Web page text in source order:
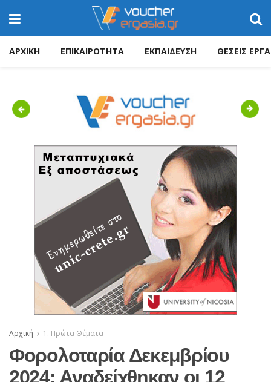
ΑΡΧΙΚΗ ΕΠΙΚΑΙΡΟΤΗΤΑ ΕΚΠΑΙΔΕΥΣΗ ΘΕΣΕΙΣ
Previous Next
Αρχική 1. Πρώτα Θέματα
Φορολοταρία Δεκεμβρίου
2024: Αναδείχθηκαν οι 12